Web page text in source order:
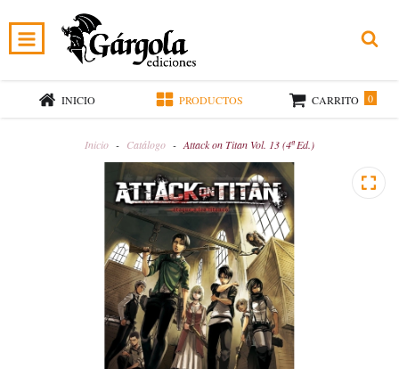
INICIO PRODUCTOS CARRITO 0
Inicio - Catálogo - Attack on Titan Vol. 13 (4ª Ed.)